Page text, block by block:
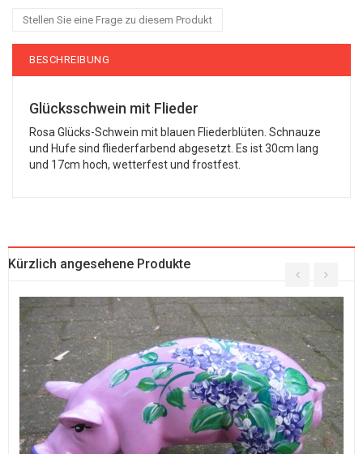
Stellen Sie eine Frage zu diesem Produkt
BESCHREIBUNG
Glücksschwein mit Flieder
Rosa Glücks-Schwein mit blauen Fliederblüten. Schnauze
und Hufe sind fliederfarbend abgesetzt. Es ist 30cm lang
und 17cm hoch, wetterfest und frostfest.
Kürzlich angesehene Produkte